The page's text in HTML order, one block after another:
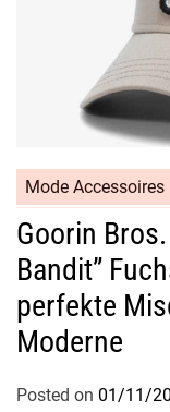
Mode Accessoires
Goorin
Bandit”
perfekte
Moderne
Posted on 01/11/